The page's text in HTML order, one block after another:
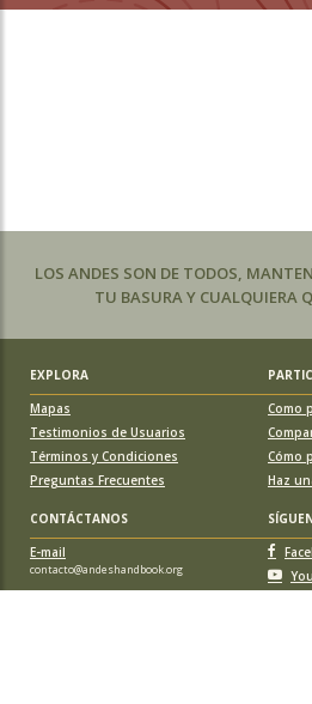
LOS ANDES SON DE TODOS,
TU BASURA Y CUALQUIERA
EXPLORA
Mapas
Testimonios de Usuarios
Términos y Condiciones
Preguntas Frecuentes
Como
Cómo
Haz
CONTÁCTANOS
E-mail
contacto@andeshandbook.org